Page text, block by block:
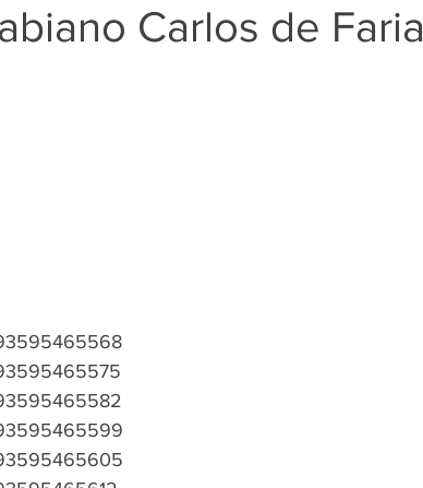
Carlos de Faria